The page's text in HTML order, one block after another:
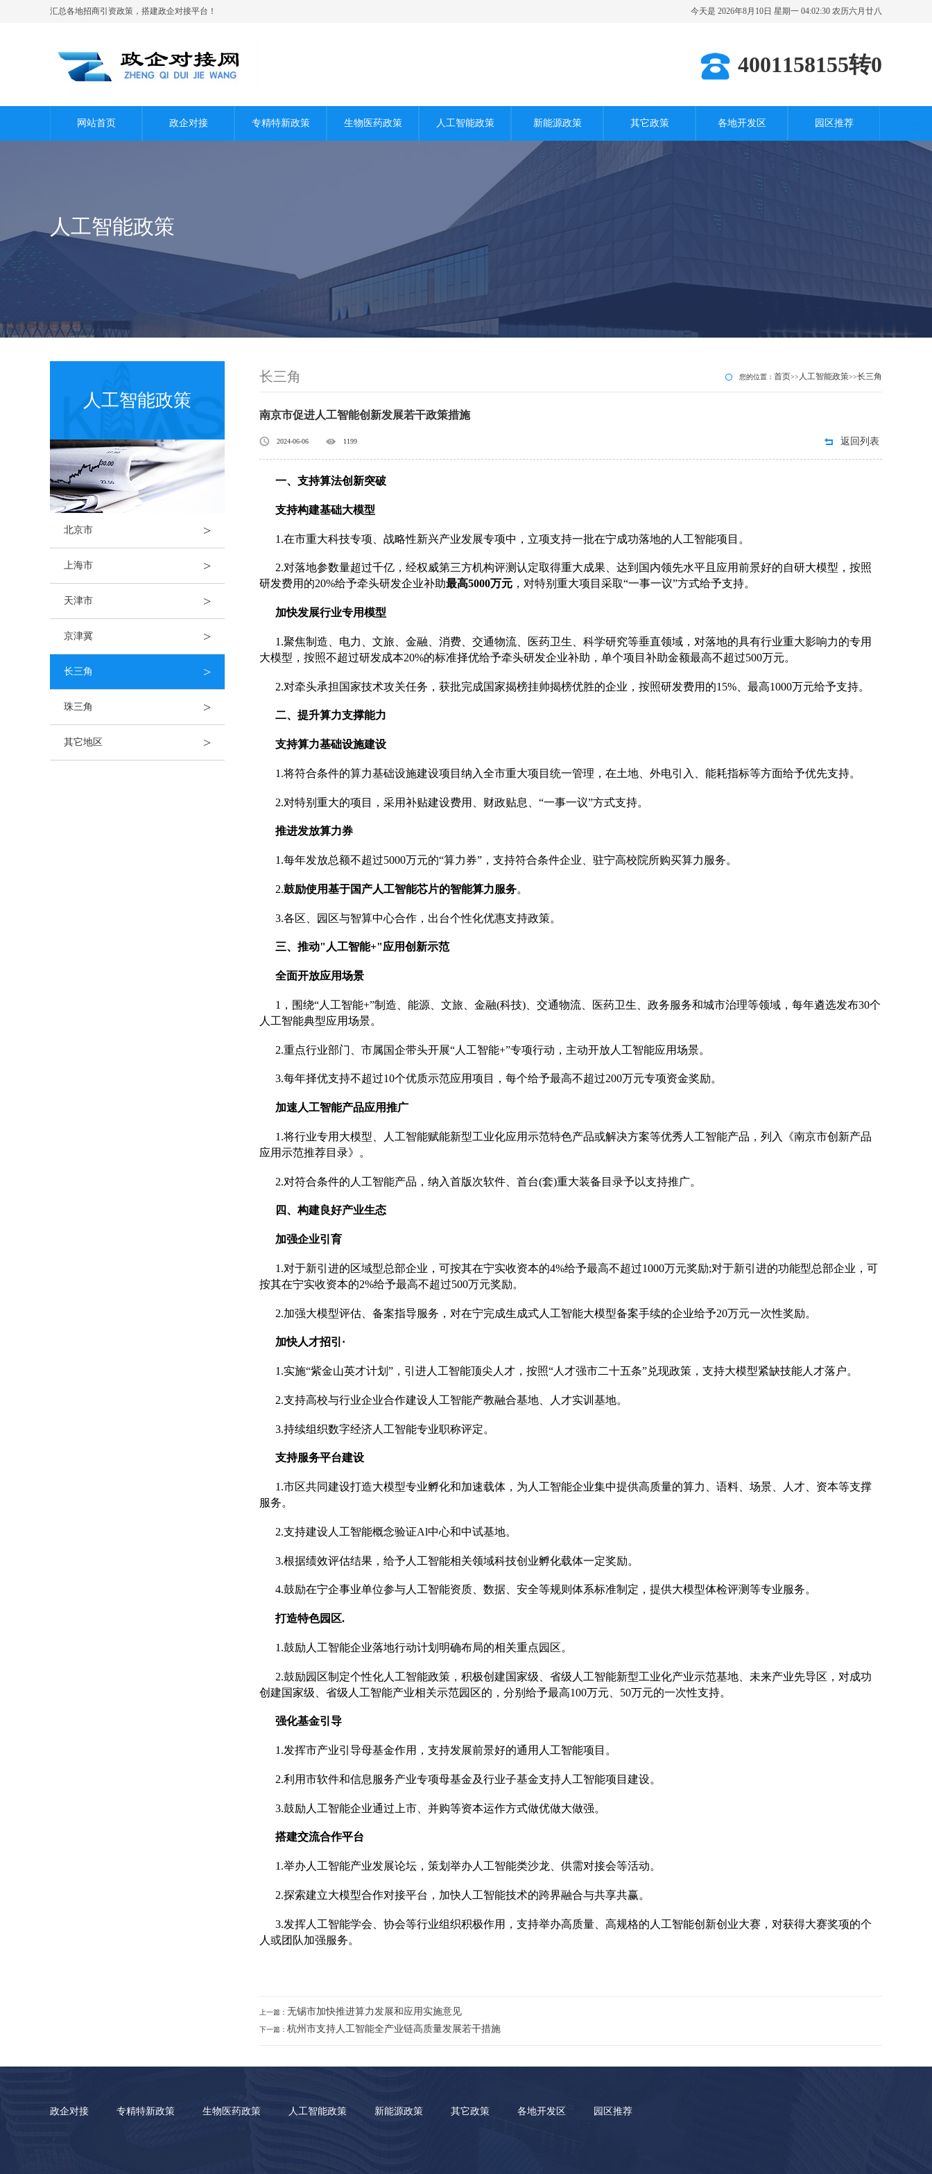
汇总各地招商引资政策，搭建政企对接平台！ 今天是 2026年8月10日 星期一 04:02:31 农历六月廿八
4001158155转0
网站首页 政企对接 专精特新政策 生物医药政策 人工智能政策 新能源政策 其它政策 各地开发区
其它城市
园区推荐
人工智能政策
人工智能政策
北京市 >
上海市 >
天津市 >
京津冀 >
长三角 >
珠三角 >
其它地区 >
长三角 您的位置： 首页>> 人工智能政策>>长三角
南京市促进人工智能创新发展若干政策措施
2024-06-06 1199 返回列表
一、支持算法创新突破
支持构建基础大模型
1.在市重大科技专项、战略性新兴产业发展专项中，立项支持一批在宁成功落地的人工智能项目。
2.对落地参数量超过千亿，经权威第三方机构评测认定取得重大成果、达到国内领先水平且应用前景好的自研大模型，按照
研发费用的20%给予牵头研发企业补助最高5000万元 ，对特别重大项目采取“一事一议”方式给予支持。
加快发展行业专用模型
1.聚焦制造、电力、文旅、金融、消费、交通物流、医药卫生、科学研究等垂直领域，对落地的具有行业重大影响力的专用
大模型，按照不超过研发成本20%的标准择优给予牵头研发企业补助，单个项目补助金额最高不超过500万元。
2.对牵头承担国家技术攻关任务，获批完成国家揭榜挂帅揭榜优胜的企业，按照研发费用的15%、最高1000万元给予支持。
二、提升算力支撑能力
支持算力基础设施建设
1.将符合条件的算力基础设施建设项目纳入全市重大项目统一管理，在土地、外电引入、能耗指标等方面给予优先支持。
2.对特别重大的项目，采用补贴建设费用、财政贴息、“一事一议”方式支持。
推进发放算力券
1.每年发放总额不超过5000万元的“算力券”，支持符合条件企业、驻宁高校院所购买算力服务。
2.鼓励使用基于国产人工智能芯片的智能算力服务。
3.各区、园区与智算中心合作，出台个性化优惠支持政策。
三、推动"人工智能+"应用创新示范
全面开放应用场景
1，围绕“人工智能+”制造、能源、文旅、金融(科技)、交通物流、医药卫生、政务服务和城市治理等领域，每年遴选发布30个
人工智能典型应用场景。
2.重点行业部门、市属国企带头开展“人工智能+”专项行动，主动开放人工智能应用场景。
3.每年择优支持不超过10个优质示范应用项目，每个给予最高不超过200万元专项资金奖励。
加速人工智能产品应用推广
1.将行业专用大模型、人工智能赋能新型工业化应用示范特色产品或解决方案等优秀人工智能产品，列入《南京市创新产品
应用示范推荐目录》。
2.对符合条件的人工智能产品，纳入首版次软件、首台(套)重大装备目录予以支持推广。
四、构建良好产业生态
加强企业引育
1.对于新引进的区域型总部企业，可按其在宁实收资本的4%给予最高不超过1000万元奖励;对于新引进的功能型总部企业，可
按其在宁实收资本的2%给予最高不超过500万元奖励。
2.加强大模型评估、备案指导服务，对在宁完成生成式人工智能大模型备案手续的企业给予20万元一次性奖励。
加快人才招引·
1.实施“紫金山英才计划”，引进人工智能顶尖人才，按照“人才强市二十五条”兑现政策，支持大模型紧缺技能人才落户。
2.支持高校与行业企业合作建设人工智能产教融合基地、人才实训基地。
3.持续组织数字经济人工智能专业职称评定。
支持服务平台建设
1.市区共同建设打造大模型专业孵化和加速载体，为人工智能企业集中提供高质量的算力、语料、场景、人才、资本等支撑
服务。
2.支持建设人工智能概念验证Al中心和中试基地。
3.根据绩效评估结果，给予人工智能相关领域科技创业孵化载体一定奖励。
4.鼓励在宁企事业单位参与人工智能资质、数据、安全等规则体系标准制定，提供大模型体检评测等专业服务。
打造特色园区.
1.鼓励人工智能企业落地行动计划明确布局的相关重点园区。
2.鼓励园区制定个性化人工智能政策，积极创建国家级、省级人工智能新型工业化产业示范基地、未来产业先导区，对成功
创建国家级、省级人工智能产业相关示范园区的，分别给予最高100万元、50万元的一次性支持。
强化基金引导
1.发挥市产业引导母基金作用，支持发展前景好的通用人工智能项目。
2.利用市软件和信息服务产业专项母基金及行业子基金支持人工智能项目建设。
3.鼓励人工智能企业通过上市、并购等资本运作方式做优做大做强。
搭建交流合作平台
1.举办人工智能产业发展论坛，策划举办人工智能类沙龙、供需对接会等活动。
2.探索建立大模型合作对接平台，加快人工智能技术的跨界融合与共享共赢。
3.发挥人工智能学会、协会等行业组织积极作用，支持举办高质量、高规格的人工智能创新创业大赛，对获得大赛奖项的个
人或团队加强服务。
上一篇： 无锡市加快推进算力发展和应用实施意见
下一篇： 杭州市支持人工智能全产业链高质量发展若干措施
政企对接 专精特新政策 生物医药政策 人工智能政策 新能源政策 其它政策 各地开发区 园区推荐